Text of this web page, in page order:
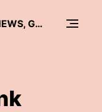
APFELNERDS – APPLE NEWS, GERÜCHTE, TECHNIK